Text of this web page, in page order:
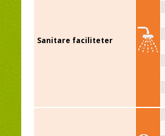
Sanitare faciliteter